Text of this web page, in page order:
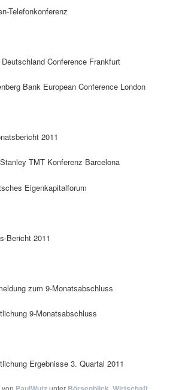
Telefonkonferenz
Conference Frankfurt
Bank European Conference London
2011
TMT Konferenz Barcelona
Eigenkapitalforum
Bericht 2011
zum 9-Monatsabschluss
9-Monatsabschluss
Ergebnisse 3. Quartal 2011
unter ,